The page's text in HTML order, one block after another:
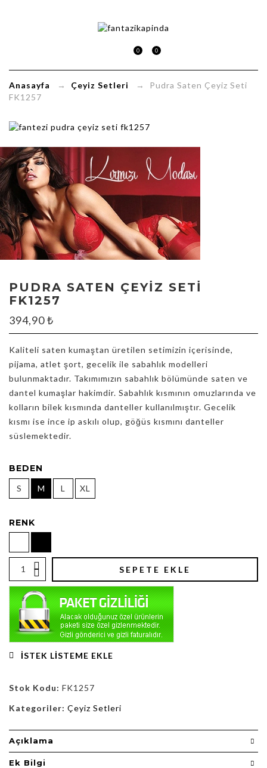
0 0
Anasayfa → Çeyiz Setleri
→ Pudra Saten Çeyiz Seti
FK1257
PUDRA SATEN ÇEYIZ SETI
FK1257
394,90₺
Kaliteli saten kumaştan üretilen setimizin içerisinde,
pijama, atlet şort, gecelik ile sabahlık modelleri
bulunmaktadır. Takımımızın sabahlık bölümünde saten ve
dantel kumaşlar hakimdir. Sabahlık kısmının omuzlarında ve
kolların bilek kısmında danteller kullanılmıştır. Gecelik
kısmı ise ince ip askılı olup, göğüs kısmını danteller
süslemektedir.
BEDEN
S M L XL
RENK
SEPETE EKLE
İSTEK LISTEME EKLE
Stok Kodu: FK1257
Kategoriler: Çeyiz Setleri
Açıklama
Ek Bilgi